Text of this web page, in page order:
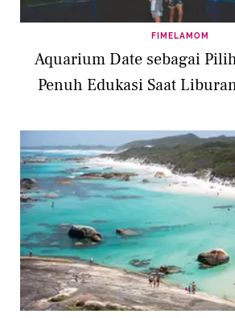
FIMELAMOM
Aquarium Date sebagai
Penuh Edukasi Saat